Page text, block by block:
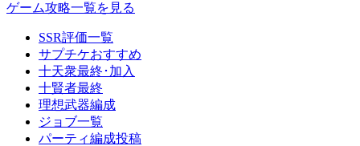
ゲーム攻略一覧を見る
SSR評価一覧
サプチケおすすめ
十天衆最終･加入
十賢者最終
理想武器編成
ジョブ一覧
パーティ編成投稿